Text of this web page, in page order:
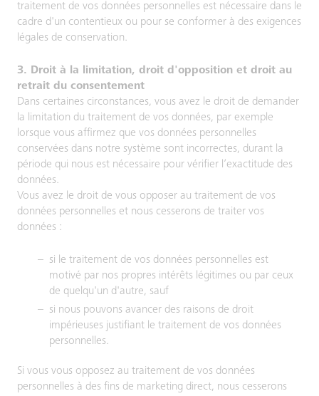
traitement de vos données personnelles est nécessaire dans le
cadre d'un contentieux ou pour se conformer à des exigences
légales de conservation.
3. Droit à la limitation, droit d'opposition et droit au
retrait du consentement
Dans certaines circonstances, vous avez le droit de demander
la limitation du traitement de vos données, par exemple
lorsque vous affirmez que vos données personnelles
conservées dans notre système sont incorrectes, durant la
période qui nous est nécessaire pour vérifier l’exactitude des
données.
Vous avez le droit de vous opposer au traitement de vos
données personnelles et nous cesserons de traiter vos
données :
si le traitement de vos données personnelles est
motivé par nos propres intérêts légitimes ou par ceux
de quelqu'un d'autre, sauf
si nous pouvons avancer des raisons de droit
impérieuses justifiant le traitement de vos données
personnelles.
Si vous vous opposez au traitement de vos données
personnelles à des fins de marketing direct, nous cesserons